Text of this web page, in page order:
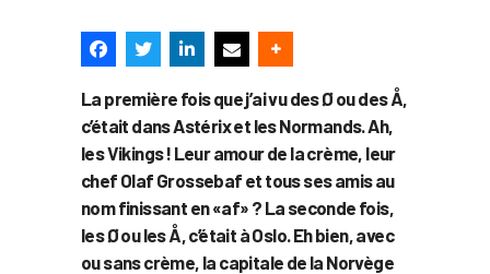
La première fois que j’ai vu des Ø ou des Å,
c’était dans Astérix et les Normands. Ah,
les Vikings ! Leur amour de la crème, leur
chef Olaf Grossebaf et tous ses amis au
nom finissant en «af» ? La seconde fois,
les Ø ou les Å, c’était à Oslo. Eh bien, avec
ou sans crème, la capitale de la Norvège